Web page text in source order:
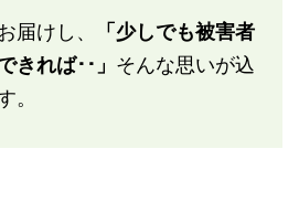
届けし、
「少しでも被害者
きれば･･」 そんな思いが込
。